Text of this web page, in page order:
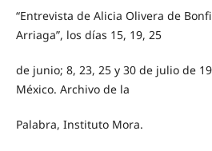
“Entrevista de Alicia Olivera de
Arriaga”, los días 15, 19, 25
de junio; 8, 23, 25 y 30 de julio de
México. Archivo de la
Palabra, Instituto Mora.